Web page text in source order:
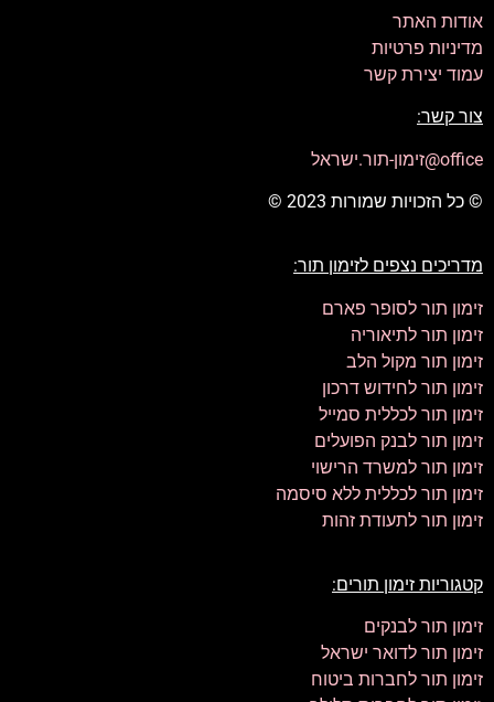
אודות האתר
מדיניות פרטיות
עמוד יצירת קשר
צור קשר:
office@זימון-תור.ישראל
© כל הזכויות שמורות 2023 ©
מדריכים נצפים לזימון תור:
זימון תור לסופר פארם
זימון תור לתיאוריה
זימון תור מקול הלב
זימון תור לחידוש דרכון
זימון תור לכללית סמייל
זימון תור לבנק הפועלים
זימון תור למשרד הרישוי
זימון תור לכללית ללא סיסמה
זימון תור לתעודת זהות
קטגוריות זימון תורים:
זימון תור לבנקים
זימון תור לדואר ישראל
זימון תור לחברות ביטוח